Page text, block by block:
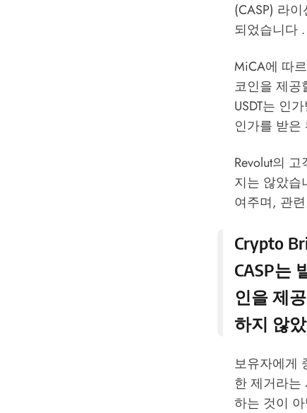
(CASP) 라
되었습니다
MiCA에 따
코인을 제공
USDT는 인
인가를 받은
Revolut의
지는 않았습
여주며, 관
Crypto
CASP는
인을 제
하지 않
보유자에게
한 제거라는
하는 것이